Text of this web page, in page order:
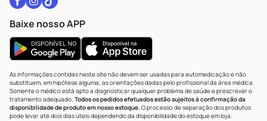
Baixe nosso APP
As informações contidas neste site não devem ser usadas para automedicação e não
substituem, em hipótese alguma, as orientações dadas pelo profissional da área médica.
Somente o médico está apto a diagnosticar qualquer problema de saúde e prescrever o
tratamento adequado. Todos os pedidos efetuados estão sujeitos à confirmação da
disponibilidade de produto em nosso estoque.O processo de separação dos produtos
pode levar até dois dias úteis dependendo da disponibilidade do estoque em loja.